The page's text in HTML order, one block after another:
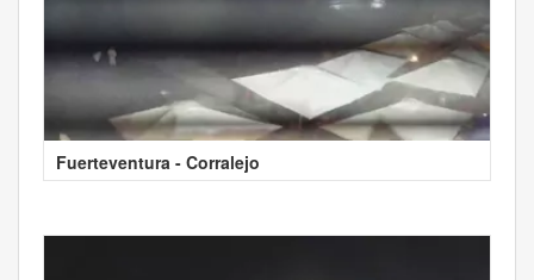
Fuerteventura - Corralejo